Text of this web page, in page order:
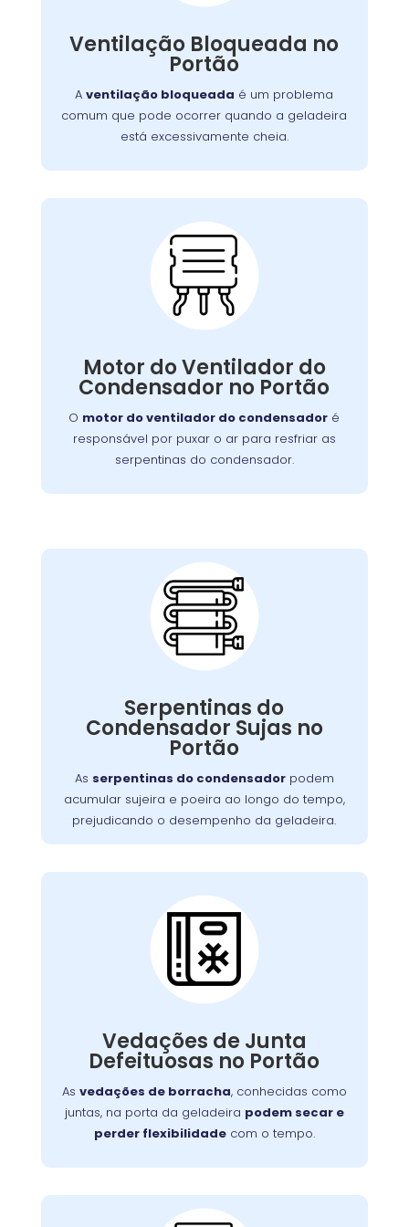
Ventilação Bloqueada no
Portão
Aventilação bloqueada é um problema
comum que pode ocorrer quando a geladeira
está excessivamente cheia.
como também pode
obstruir as ventilações
Embora uma simples limpeza
possa resolver a situação
, em casos mais
graves, pode ser necessário um
profissional
para limpar ou substituir as
ventilações.
Motor do Ventilador do
Condensador no Portão
O motor do ventilador do condensador é
responsável por puxar o ar para resfriar as
serpentinas do condensador.
Problemas com o
Motor do Ventilador do
Condensador:
superaquecer,
comprometendo a eficiência
do resfriamento da geladeira
. Nossa equipe
Serpentinas do
Condensador Sujas no
Portão
As serpentinas do condensadorpodem
acumular sujeira e poeira ao longo do tempo,
prejudicando o desempenho da geladeira.
Serpentinas do
Condensador Sujas:
limpeza regular
, mas se negligenciado, pode
exigir um serviço mais detalhado para
restaurar o funcionamento adequado do
Vedações de Junta
Defeituosas no Portão
As vedações de borracha, conhecidas como
juntas, na porta da geladeira podem secar e
perder flexibilidadecom o tempo.
Vedações de Junta
Defeituosa:
Se o seu aparelho apresenta problemas como
equipe está preparada para consertá-lo com
eficiência, garantindo sua funcionalidade no
dia a dia.